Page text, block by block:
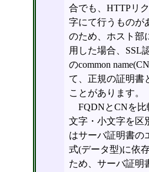
合でも、HTTPリ
字にて行うものが
のため、ホスト部
用した場合、SSL
のcommon
て、正規の証明書
ことがあります。
FQDNとCNを
文字・小文字を区
はサーバ証明書の
式(データ型)に依
ため、サーバ証明